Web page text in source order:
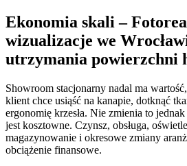
Ekonomia skali –
wizualizacje we
utrzymania powierzchni
Showroom stacjonarny nadal ma
klient chce usiąść na kanapie, dotknąć
ergonomię krzesła. Nie zmienia to
jest kosztowne. Czynsz, obsługa,
magazynowanie i okresowe zmiany
obciążenie finansowe.